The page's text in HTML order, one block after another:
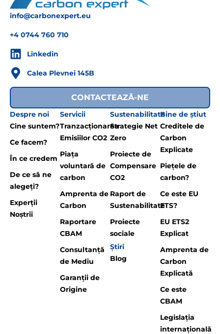
info@carbonexpert.eu
+4 0744 760 710
Linkedin
Calea Plevnei 145B
CONTACTEAZĂ-NE
Despre noi
Cine suntem?
Ce facem?
În ce credem
De ce să ne
alegeți?
Experții
Noștrii
Servicii
Tranzacționarea
Emisiilor CO2
Piața
voluntară de
carbon
Amprenta de
Carbon
Raportare
CBAM
Consultanță
de Mediu
Garanții de
Origine
Sustenabilitate
Strategie Net
Zero
Proiecte de
Compensare
CO2
Raport de
Sustenabilitate
Proiecte
sociale
Știri
Blog
Bine de știut
Creditele de
Carbon
Explicate
Piețele de
carbon?
Ce este EU
ETS?
EU ETS2
Explicat
Amprenta de
Carbon
Explicată
Ce este
CBAM
Legislația
internațională